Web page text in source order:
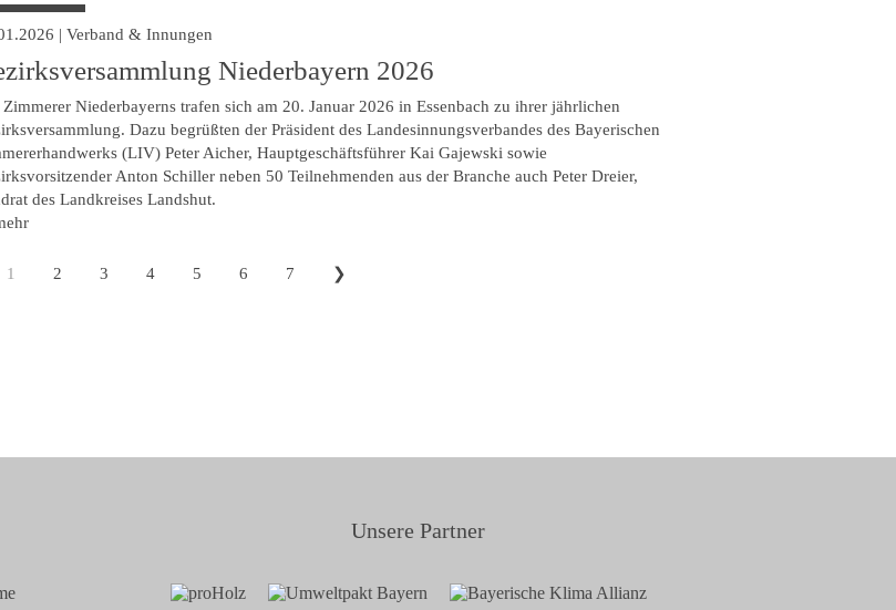
| Verband & Innungen
Niederbayern 2026
Niederbayerns trafen sich am 20. Januar 2026 in Essenbach zu ihrer jährlichen
Dazu begrüßten der Präsident des Landesinnungsverbandes des Bayerischen
(LIV) Peter Aicher, Hauptgeschäftsführer Kai Gajewski sowie
Anton Schiller neben 50 Teilnehmenden aus der Branche auch Peter Dreier,
des Landkreises Landshut.
1 2 3 4 5 6 7 ❯
Unsere Partner